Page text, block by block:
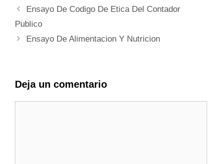
Ensayo De Codigo De Etica Del Contador
Publico
Ensayo De Alimentacion Y Nutricion
Deja un comentario